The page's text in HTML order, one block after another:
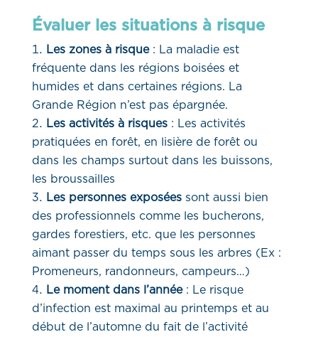
Évaluer les situations à risque
Les zones à risque: La maladie est
fréquente dans les régions boisées et
humides et dans certaines régions. La
Grande Région n’est pas épargnée.
Les activités à risques: Les activités
pratiquées en forêt, en lisière de forêt ou
dans les champs surtout dans les buissons,
les broussailles
Les personnes exposéessont aussi bien
des professionnels comme les bucherons,
gardes forestiers, etc. que les personnes
aimant passer du temps sous les arbres (Ex :
Promeneurs, randonneurs, campeurs…)
Le moment dans l’année: Le risque
d’infection est maximal au printemps et au
début de l’automne du fait de l’activité